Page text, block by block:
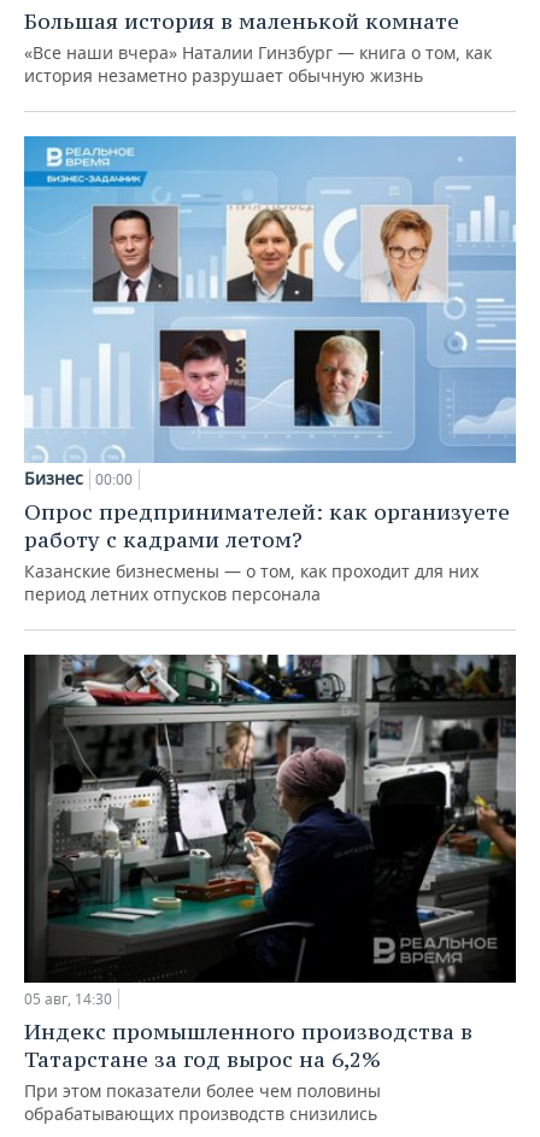
Большая история в маленькой комнате
«Все наши вчера» Наталии Гинзбург — книга о том, как
история незаметно разрушает обычную жизнь
Бизнес 00:00
Опрос предпринимателей: как организуете
работу с кадрами летом?
Казанские бизнесмены — о том, как проходит для них
период летних отпусков персонала
05 авг, 14:30
Индекс промышленного производства в
Татарстане за год вырос на 6,2%
При этом показатели более чем половины
обрабатывающих производств снизились